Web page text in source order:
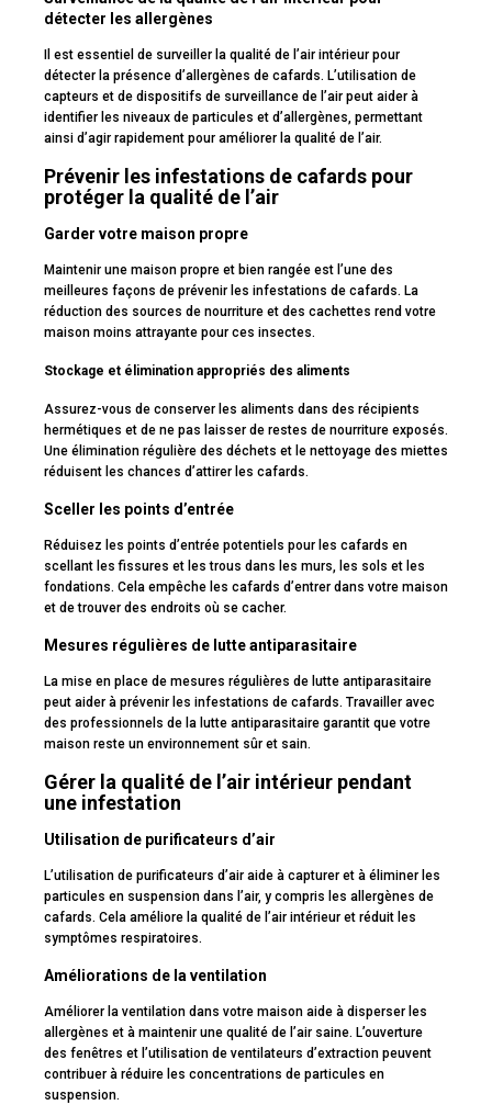
détecter les allergènes
Il est essentiel de surveiller la qualité de l’air intérieur pour
détecter la présence d’allergènes de cafards. L’utilisation de
capteurs et de dispositifs de surveillance de l’air peut aider à
identifier les niveaux de particules et d’allergènes, permettant
ainsi d’agir rapidement pour améliorer la qualité de l’air.
Prévenir les infestations de cafards pour
protéger la qualité de l’air
Garder votre maison propre
Maintenir une maison propre et bien rangée est l’une des
meilleures façons de prévenir les infestations de cafards. La
réduction des sources de nourriture et des cachettes rend votre
maison moins attrayante pour ces insectes.
Stockage et élimination appropriés des aliments
Assurez-vous de conserver les aliments dans des récipients
hermétiques et de ne pas laisser de restes de nourriture exposés.
Une élimination régulière des déchets et le nettoyage des miettes
réduisent les chances d’attirer les cafards.
Sceller les points d’entrée
Réduisez les points d’entrée potentiels pour les cafards en
scellant les fissures et les trous dans les murs, les sols et les
fondations. Cela empêche les cafards d’entrer dans votre maison
et de trouver des endroits où se cacher.
Mesures régulières de lutte antiparasitaire
La mise en place de mesures régulières de lutte antiparasitaire
peut aider à prévenir les infestations de cafards. Travailler avec
des professionnels de la lutte antiparasitaire garantit que votre
maison reste un environnement sûr et sain.
Gérer la qualité de l’air intérieur pendant
une infestation
Utilisation de purificateurs d’air
L’utilisation de purificateurs d’air aide à capturer et à éliminer les
particules en suspension dans l’air, y compris les allergènes de
cafards. Cela améliore la qualité de l’air intérieur et réduit les
symptômes respiratoires.
Améliorations de la ventilation
Améliorer la ventilation dans votre maison aide à disperser les
allergènes et à maintenir une qualité de l’air saine. L’ouverture
des fenêtres et l’utilisation de ventilateurs d’extraction peuvent
contribuer à réduire les concentrations de particules en
suspension.